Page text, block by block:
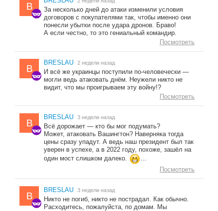
B
За несколько дней до атаки изменили условия
договоров с покупателями так, чтобы именно они
понесли убытки после удара дронов. Браво!
А если честно, то это гениальный командир.
Посмотреть
B
BRESLAU 2 недели назад
И всё же украинцы поступили по-человечески —
могли ведь атаковать днём. Неужели никто не
видит, что мы проигрываем эту войну!?
Посмотреть
B
BRESLAU 3 недели назад
Всё дорожает — кто бы мог подумать?
Может, атаковать Вашингтон? Наверняка тогда
цены сразу упадут. А ведь наш президент был так
уверен в успехе, а в 2022 году, похоже, зашёл на
один мост слишком далеко.
...
Посмотреть
B
BRESLAU 3 недели назад
Никто не погиб, никто не пострадал. Как обычно.
Расходитесь, пожалуйста, по домам. Мы